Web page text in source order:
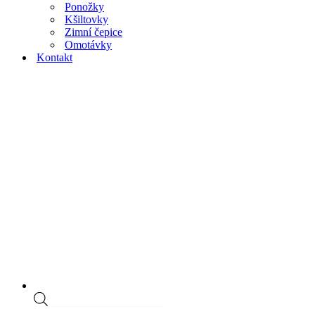
Ponožky
Kšiltovky
Zimní čepice
Omotávky
Kontakt